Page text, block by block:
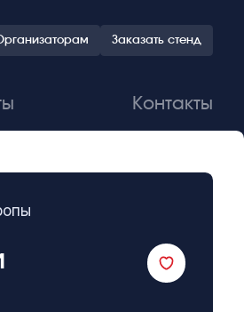
Заказать стенд
Контакты